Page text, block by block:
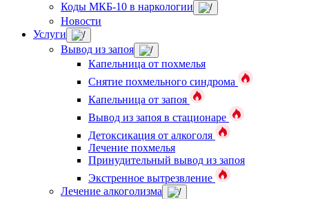
Коды МКБ-10 в наркологии
Новости
Услуги
Вывод из запоя
Капельница от похмелья
Снятие похмельного синдрома
Капельница от запоя
Вывод из запоя в стационаре
Детоксикация от алкоголя
Лечение похмелья
Принудительный вывод из запоя
Экстренное вытрезвление
Лечение алкоголизма